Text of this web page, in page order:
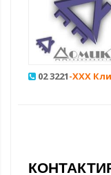
02 3221-XXX